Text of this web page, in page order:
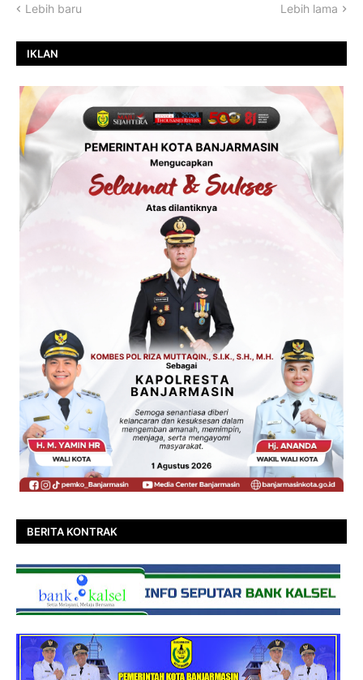
Lebih baru Lebih lama
IKLAN
BERITA KONTRAK